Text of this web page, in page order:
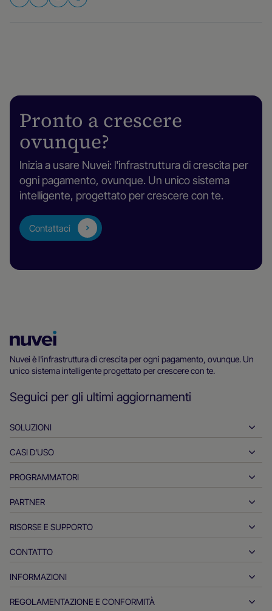
Pronto a crescere
ovunque?
Inizia a usare Nuvei: l'infrastruttura di crescita per
ogni pagamento, ovunque. Un unico sistema
intelligente, progettato per crescere con te.
Contattaci
di
Nuvei
Nuvei è l'infrastruttura di crescita per ogni pagamento, ovunque. Un
unico sistema intelligente progettato per crescere con te.
Seguici per gli ultimi aggiornamenti
SOLUZIONI
Pagamenti in entrata
Pagamenti in uscita
Pagamenti in tempo reale
Emissione
Metodi di pagamento
APM
CASI D'USO
Ospitalità
Automotive
Servizi finanziari
Pagamenti del governo
Viaggi e mobilità
PROGRAMMATORI
Strumenti per programmatori
Documentazione di riferimento per le API
PARTNER
Collabora con noi
Prodotti e soluzioni dei partner
RISORSE E SUPPORTO
Servizio clienti
Risorse per operatori commerciali
CONTATTO
Richieste di informazioni sulle vendite dei commercianti
Ufficio del CEO
INFORMAZIONI
Chi siamo
REGOLAMENTAZIONE E CONFORMITÀ